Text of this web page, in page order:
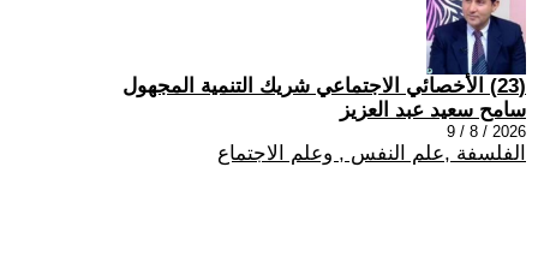
(23) الأخصائي الاجتماعي شريك التنمية المجهول
سامح سعيد عبد العزيز
2026 / 8 / 9
الفلسفة ,علم النفس , وعلم الاجتماع